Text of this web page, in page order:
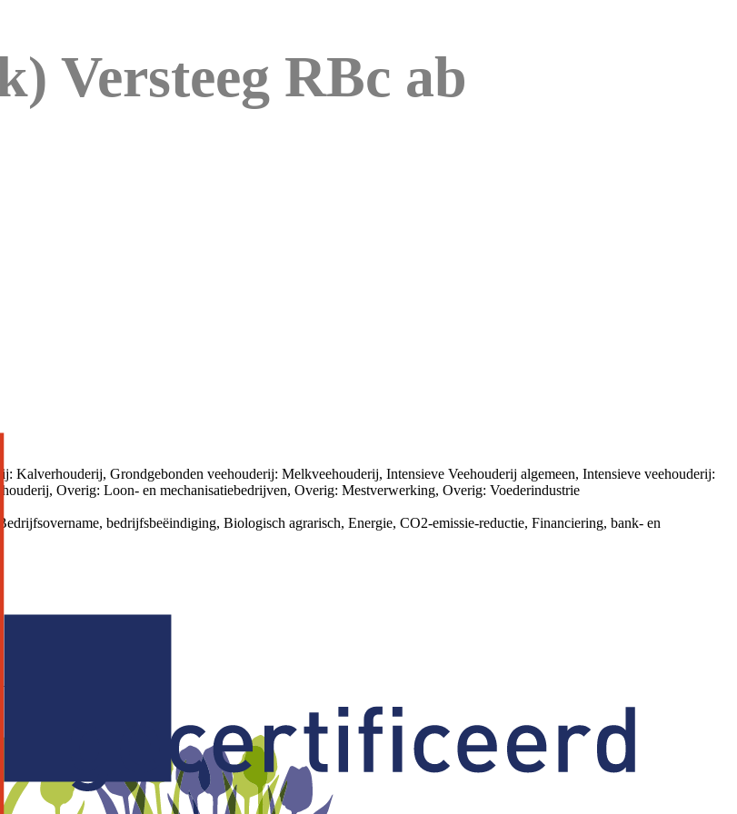
Versteeg RBc ab
Kalverhouderij, Grondgebonden veehouderij: Melkveehouderij, Intensieve Veehouderij algemeen, Intensieve veehouderij:
Overig: Loon- en mechanisatiebedrijven, Overig: Mestverwerking, Overig: Voederindustrie
bedrijfsbeëindiging, Biologisch agrarisch, Energie, CO2-emissie-reductie, Financiering, bank- en